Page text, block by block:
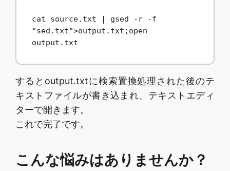
cat source.txt | gsed -r -f
"sed.txt">output.txt;open
output.txt
するとoutput.txtに検索置換処理された後のテ
キストファイルが書き込まれ、テキストエディ
ターで開きます。
これで完了です。
こんな悩みはありませんか？